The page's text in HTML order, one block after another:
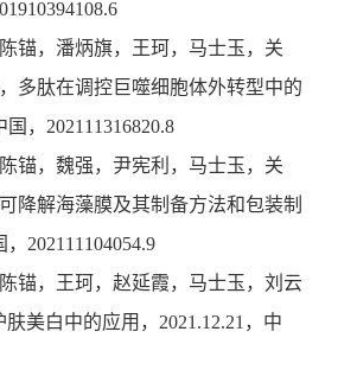
陈锚，潘炳旗，王珂，马士玉，关
多肽在调控巨噬细胞体外转型中的
国， 202111316820.8
陈锚，魏强，尹宪利，马士玉，关
可降解海藻膜及其制备方法和包装制
202111104054.9
陈锚，王珂，赵延霞，马士玉，刘云
肤美白中的应用 ， 2021.12.21 ， 中